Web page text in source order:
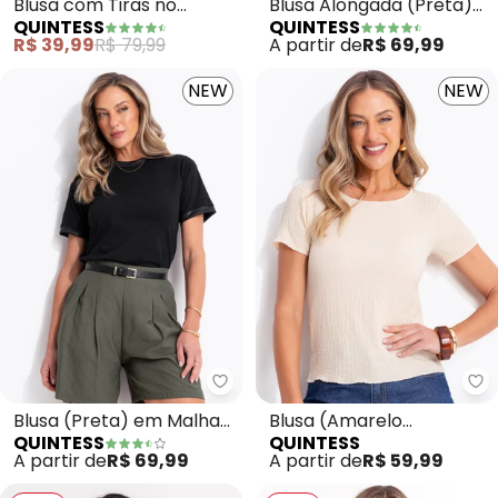
Decote (Onça Preta)
QUINTESS
R$ 39,99R$ 79,99
Blusa Alongada (Preta)
com Decote V
QUINTESS
A partir deR$ 69,99
NEW
Quintess - Blusa (Preta) em
Blusa (Preta) em Malha
de Algodão
QUINTESS
A partir deR$ 69,99
NEW
Blusa (Amarelo
Manteiga) em Malha
Texturizada
QUINTESS
A partir deR$ 59,99